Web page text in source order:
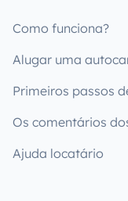
Como funciona?
Alugar uma
Primeiros passos
Os comentários
Ajuda locatário